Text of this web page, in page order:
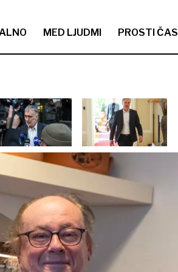
MED LJUDMI PROSTI ČAS